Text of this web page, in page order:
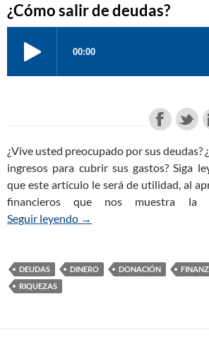
¿Cómo salir de deudas?
¿Vive usted preocupado por sus deudas?
ingresos para cubrir sus gastos? Siga
que este artículo le será de utilidad, al
financieros que nos muestra la
Seguir leyendo ¿Cómo salir de deudas?
→
DEUDAS DINERO DONACIÓN
RIQUEZAS